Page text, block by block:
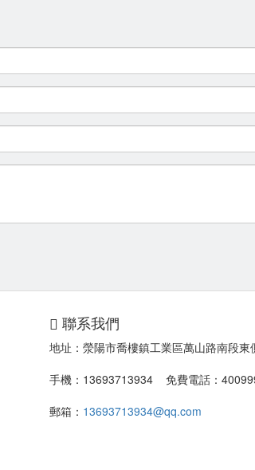
聯系我們
地址：滎陽市喬樓鎮工業區萬山路南段東
手機：13693713934 免費電話：
郵箱： 13693713934@qq.com